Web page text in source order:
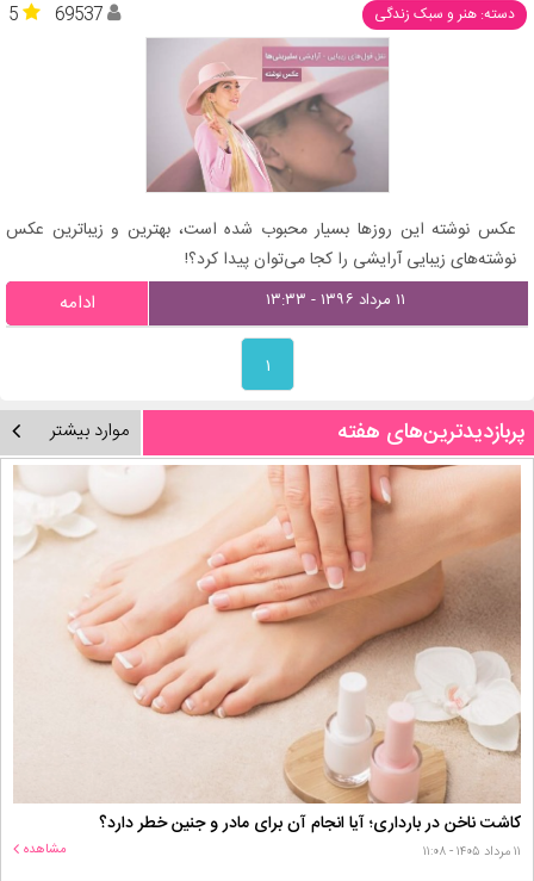
دسته: هنر و سبک زندگی 5 69537
عکس نوشته این روزها بسیار محبوب شده است، بهترین و زیباترین عکس
نوشته‌های زیبایی آرایشی را کجا می‌توان پیدا کرد؟!
۱۱ مرداد ۱۳۹۶ - ۱۳:۳۳ ادامه
۱
پربازدیدترین‌های هفته موارد بیشتر
کاشت ناخن در بارداری؛ آیا انجام آن برای مادر و جنین خطر دارد؟
۱۱ مرداد ۱۴۰۵ - ۱۱:۰۸ مشاهده